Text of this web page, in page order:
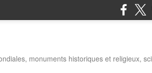
monuments historiques et religieux,